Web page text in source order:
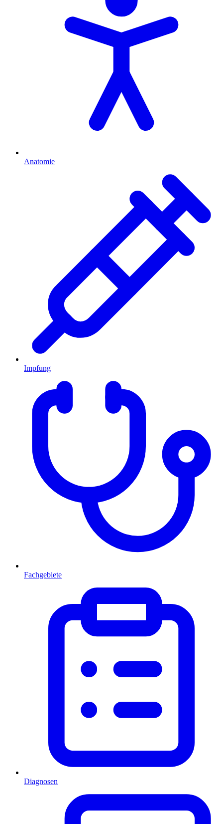
Anatomie
Impfung
Fachgebiete
Diagnosen